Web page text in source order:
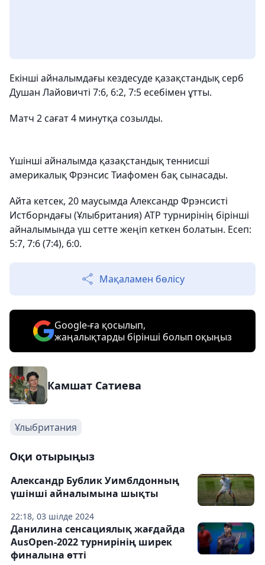
Екінші айналымдағы кездесуде қазақстандық серб
Душан Лайовичті 7:6, 6:2, 7:5 есебімен ұтты.
Матч 2 сағат 4 минутқа созылды.
Үшінші айналымда қазақстандық теннисші
америкалық Фрэнсис Тиафомен бақ сынасады.
Айта кетсек, 20 маусымда Александр Фрэнсисті
Истборндағы (Ұлыбритания) ATP турнирінің бірінші
айналымында үш сетте жеңіп кеткен болатын. Есеп:
5:7, 7:6 (7:4), 6:0.
Мақаламен бөлісу
Google-ға қосылып,
жаңалықтарды бірінші болып оқыңыз
Камшат Сатиева
Ұлыбритания
Оқи отырыңыз
22:18, 03 шілде 2024
Александр Бублик Уимблдонның
үшінші айналымына шықты
Данилина сенсациялық жағдайда
AusOpen-2022 турнирінің ширек
финалына өтті